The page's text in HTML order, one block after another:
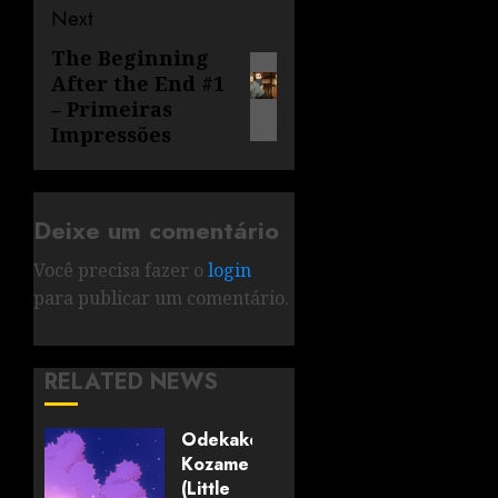
Next
The Beginning
After the End #1
– Primeiras
Impressões
Deixe um comentário
Você precisa fazer o login
para publicar um comentário.
RELATED NEWS
Odekake
Kozame
(Little